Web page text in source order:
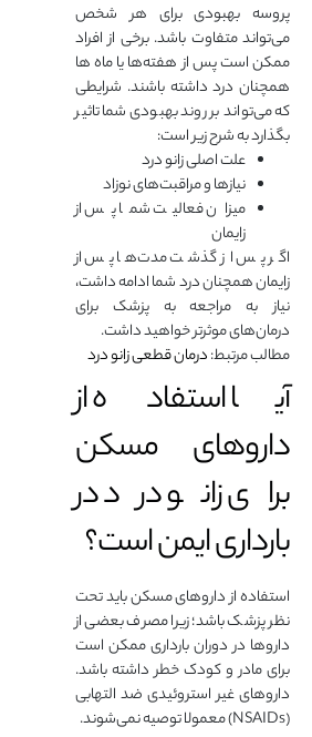
پروسه بهبودی برای هر شخص
می‌تواند متفاوت باشد. برخی از افراد
ممکن است پس از هفته‌ها یا ماه ها
همچنان درد داشته باشند. شرایطی
که می‌تواند بر روند بهبودی شما تاثیر
بگذارد به شرح زیر است:
علت اصلی زانو درد
نیازها و مراقبت‌های نوزاد
میزان فعالیت شما پس از
زایمان
اگر پس از گذشت مدت‌ها پس از
زایمان همچنان درد شما ادامه داشت،
نیاز به مراجعه به پزشک برای
درمان‌های موثرتر خواهید داشت.
مطالب مرتبط:درمان قطعی زانو درد
آیا استفاده از
داروهای مسکن
برای زانو درد در
بارداری ایمن است؟
استفاده از داروهای مسکن باید تحت
نظر پزشک باشد؛ زیرا مصرف بعضی از
داروها در دوران بارداری ممکن است
برای مادر و کودک خطر داشته باشد.
داروهای غیر استروئیدی ضد التهابی
(NSAIDs) معمولا توصیه نمی‌شوند.